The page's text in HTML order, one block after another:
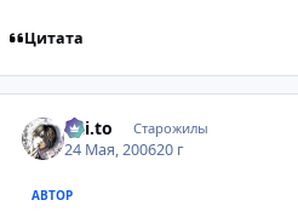
Цитата
Kai.to Старожилы
24 Мая, 200620 г
АВТОР